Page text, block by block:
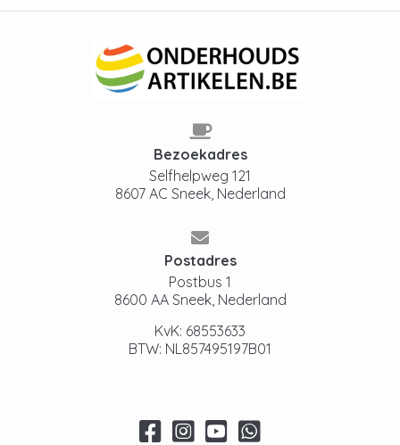
Bezoekadres
Selfhelpweg 121
8607 AC Sneek, Nederland
Postadres
Postbus 1
8600 AA Sneek, Nederland
KvK: 68553633
BTW: NL857495197B01